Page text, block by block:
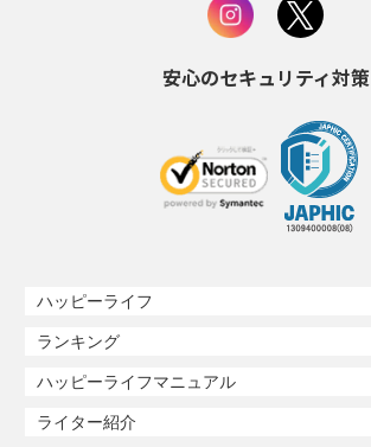
安心のセキュリティ対策
ハッピーライフ
ランキング
ハッピーライフマニュアル
ライター紹介